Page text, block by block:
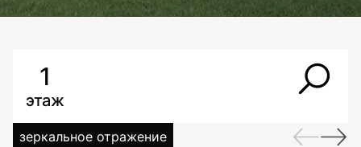
1
этаж
зеркальное отражение